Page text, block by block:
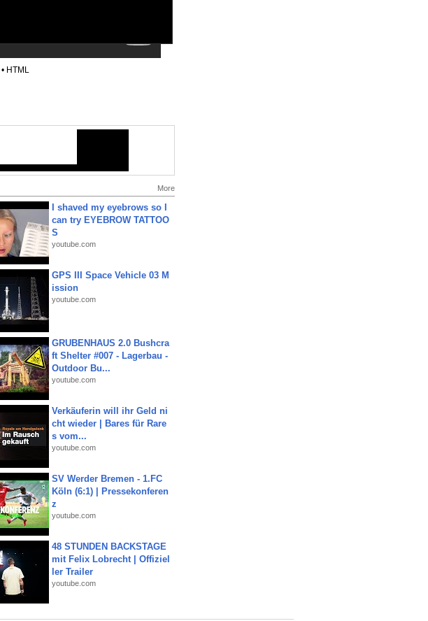
• HTML
More
I shaved my eyebrows so I
can try EYEBROW TATTOO
S
youtube.com
GPS III Space Vehicle 03 M
ission
youtube.com
GRUBENHAUS 2.0 Bushcra
ft Shelter #007 - Lagerbau -
Outdoor Bu...
youtube.com
Verkäuferin will ihr Geld ni
cht wieder | Bares für Rare
s vom...
youtube.com
SV Werder Bremen - 1.FC
Köln (6:1) | Pressekonferen
z
youtube.com
48 STUNDEN BACKSTAGE
mit Felix Lobrecht | Offiziel
ler Trailer
youtube.com